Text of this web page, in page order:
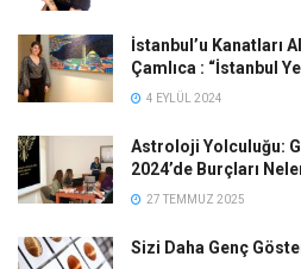
İstanbul’u Kanatları
Çamlıca : “İstanbul
4 EYLÜL 2024
Astroloji Yolculuğu:
2024’de Burçları
27 TEMMUZ 2025
Sizi Daha Genç